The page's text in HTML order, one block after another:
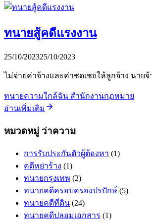
ทนายสู้คดีแรงงาน
25/10/202325/10/2023
ไม่จ่ายค่าจ้างและค่าชดเชยให้ลูกจ้าง นา
ทนายความใกล้ฉัน สำนักงานกฏหมาย
อ่านเพิ่มเติม
หมวดหมู่ ว่าความ
การรับประกันตัวผู้ต้องหา (1)
คดีหย่าร้าง (1)
ทนายกรุงเทพ (2)
ทนายคดีครอบครองปรปักษ์ (5)
ทนายคดีที่ดิน (24)
ทนายคดีปลอมเอกสาร (1)